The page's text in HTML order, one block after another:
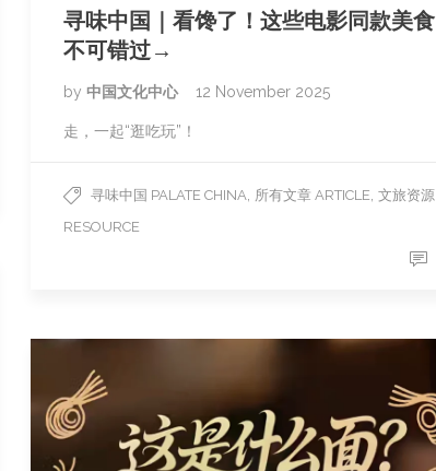
寻味中国｜看馋了！这些电影同款美食
不可错过→
by 中国文化中心 12 November 2025
走，一起“逛吃玩”！
寻味中国 PALATE CHINA 所有文章 ARTICLE 文旅资源
RESOURCE